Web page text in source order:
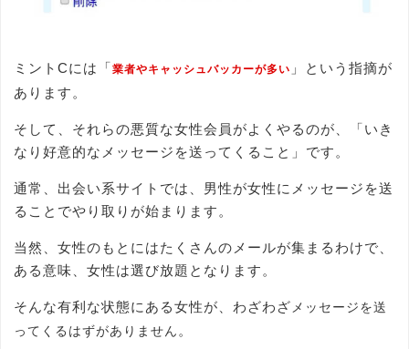
ミントCには「業者やキャッシュバッカーが多い 」という指摘が
あります。
そして、それらの悪質な女性会員がよくやるのが、「いき
なり好意的なメッセージを送ってくること」です。
通常、出会い系サイトでは、男性が女性にメッセージを送
ることでやり取りが始まります。
当然、女性のもとにはたくさんのメールが集まるわけで、
ある意味、女性は選び放題となります。
そんな有利な状態にある女性が、わざわざ メッセージを送
ってくるはずがありません 。